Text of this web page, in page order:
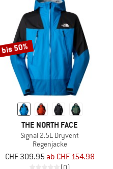
bis 50%
THE NORTH FACE
Signal 2.5L Dryvent
Regenjacke
CHF 309.95 ab CHF 154.98